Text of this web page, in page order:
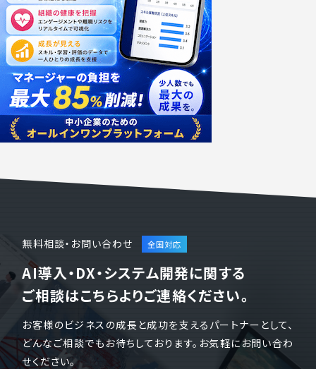
無料相談・お問い合わせ
AI導入・DX・システム開発に関する
ご相談はこちらよりご連絡ください。
お客様のビジネスの成長と成功を支えるパートナーとして、
どんなご相談でもお待ちしております。お気軽にお問い合わ
せください。